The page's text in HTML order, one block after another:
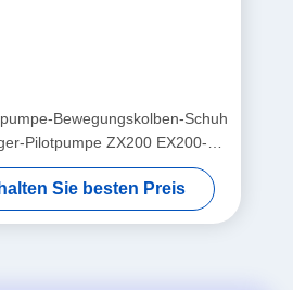
Bewegungskolben-Schuh
Pilotpumpe ZX200 EX200-1
EX200-2
Sie besten Preis